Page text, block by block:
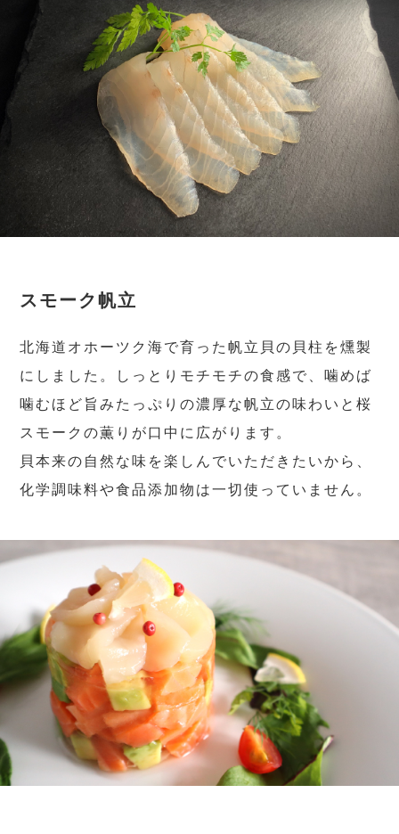
スモーク帆立
北海道オホーツク海で育った帆立貝の貝柱を燻製
にしました。しっとりモチモチの食感で、噛めば
噛むほど旨みたっぷりの濃厚な帆立の味わいと桜
スモークの薫りが口中に広がります。
貝本来の自然な味を楽しんでいただきたいから、
化学調味料や食品添加物は一切使っていません。